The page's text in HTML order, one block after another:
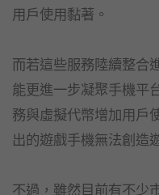
用戶使用黏著。
而若這些服務陸續整合
能更進一步凝聚手機平
務與虛擬代幣增加用戶
出的遊戲手機無法創造
不過，雖然目前有不少